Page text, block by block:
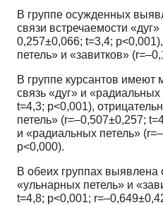
В группе осужденных
связи встречаемости
0,257±0,066; t=3,4;
петель» и «завитков»
В группе курсантов имеют
связь «дуг» и
t=4,3; p<0,001),
петель» (r=–0,507±0,257;
и «радиальных петель»
p<0,000).
В обеих группах выявлена
«ульнарных петель» и
t=4,8; p<0,001;